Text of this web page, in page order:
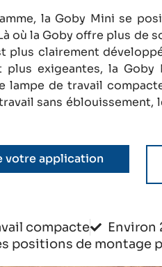
la Goby Mini se
où la Goby offre plus de
plus clairement
plus exigeantes, la
lampe de travail
sans éblouissement,
votre application
compacte Environ
positions de montage